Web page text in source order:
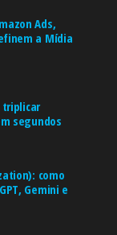
Ads,
a Mídia
triplicar
segundos
como
Gemini e